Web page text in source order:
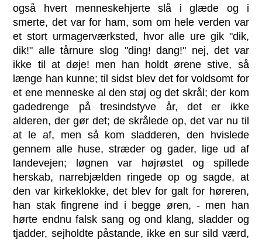
også hvert menneskehjerte slå i glæde og i
smerte, det var for ham, som om hele verden var
et stort urmagerværksted, hvor alle ure gik "dik,
dik!" alle tårnure slog "ding! dang!" nej, det var
ikke til at døje! men han holdt ørene stive, så
længe han kunne; til sidst blev det for voldsomt for
et ene menneske al den støj og det skrål; der kom
gadedrenge på tresindstyve år, det er ikke
alderen, der gør det; de skrålede op, det var nu til
at le af, men så kom sladderen, den hvislede
gennem alle huse, stræder og gader, lige ud af
landevejen; løgnen var højrøstet og spillede
herskab, narrebjælden ringede op og sagde, at
den var kirkeklokke, det blev for galt for høreren,
han stak fingrene ind i begge øren, - men han
hørte endnu falsk sang og ond klang, sladder og
tjadder, sejholdte påstande, ikke en sur sild værd,